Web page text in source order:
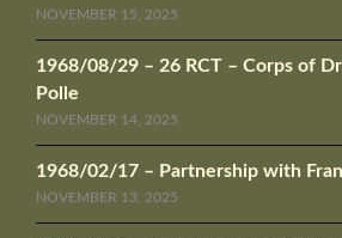
NOVEMBER 15, 2025
1968/08/29 – 26 RCT – Corps of
Polle
NOVEMBER 14, 2025
1968/02/17 – Partnership with
NOVEMBER 13, 2025